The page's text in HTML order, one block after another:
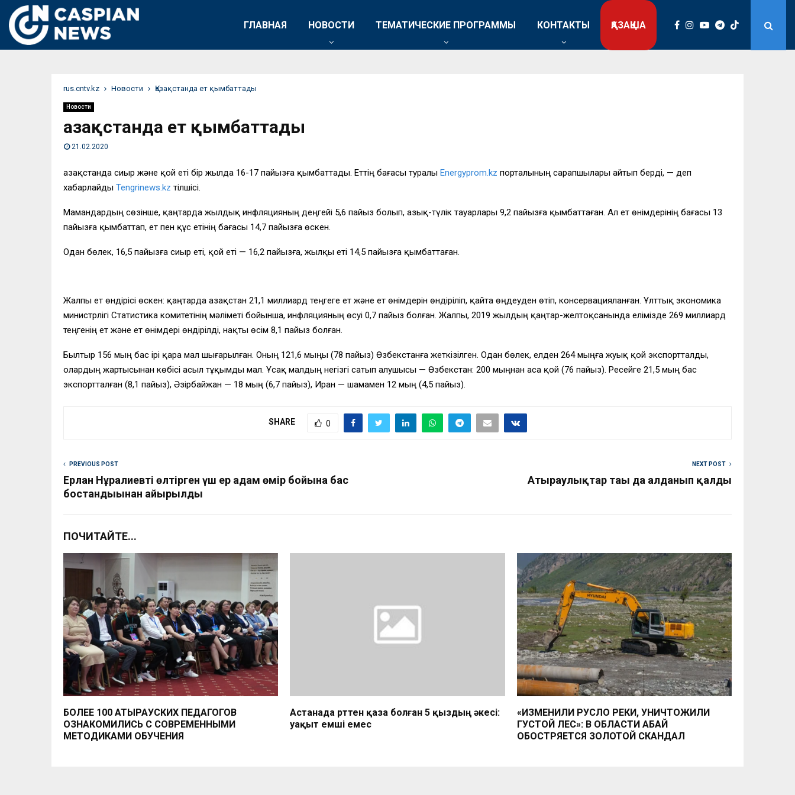
ГЛАВНАЯ НОВОСТИ ТЕМАТИЧЕСКИЕ ПРОГРАММЫ КОНТАКТЫ ҚАЗАҚША
rus.cntv.kz Новости Қазақстанда ет қымбаттады
Новости
Қазақстанда ет қымбаттады
21.02.2020
Қазақстанда сиыр және қой еті бір жылда 16-17 пайызға қымбаттады. Еттің бағасы туралы Energyprom.kz порталының сарапшылары айтып берді, — деп
хабарлайды Tengrinews.kz тілшісі.
Мамандардың сөзінше, қаңтарда жылдық инфляцияның деңгейі 5,6 пайыз болып, азық-түлік тауарлары 9,2 пайызға қымбаттаған. Ал ет өнімдерінің бағасы 13
пайызға қымбаттап, ет пен құс етінің бағасы 14,7 пайызға өскен.
Одан бөлек, 16,5 пайызға сиыр еті, қой еті — 16,2 пайызға, жылқы еті 14,5 пайызға қымбаттаған.
Жалпы ет өндірісі өскен: қаңтарда Қазақстан 21,1 миллиард теңгеге ет және ет өнімдерін өндіріліп, қайта өңдеуден өтіп, консервацияланған. Ұлттық экономика
министрлігі Статистика комитетінің мәліметі бойынша, инфляцияның өсуі 0,7 пайыз болған. Жалпы, 2019 жылдың қаңтар-желтоқсанында елімізде 269 миллиард
теңгенің ет және ет өнімдері өндірілді, нақты өсім 8,1 пайыз болған.
Былтыр 156 мың бас ірі қара мал шығарылған. Оның 121,6 мыңы (78 пайыз) Өзбекстанға жеткізілген. Одан бөлек, елден 264 мыңға жуық қой экспортталды,
олардың жартысынан көбісі асыл тұқымды мал. Ұсақ малдың негізгі сатып алушысы — Өзбекстан: 200 мыңнан аса қой (76 пайыз). Ресейге 21,5 мың бас
экспортталған (8,1 пайыз), Әзірбайжан — 18 мың (6,7 пайыз), Иран — шамамен 12 мың (4,5 пайыз).
SHARE 0
PREVIOUS POST
Ерлан Нұрғалиевті өлтірген үш ер адам өмір бойына бас
бостандығынан айырылды
NEXT POST
Атыраулықтар тағы да алданып қалды
ПОЧИТАЙТЕ...
БОЛЕЕ 100 АТЫРАУСКИХ ПЕДАГОГОВ
ОЗНАКОМИЛИСЬ С СОВРЕМЕННЫМИ
МЕТОДИКАМИ ОБУЧЕНИЯ
Астанада өрттен қаза болған 5 қыздың әкесі:
уақыт емші емес
«ИЗМЕНИЛИ РУСЛО РЕКИ, УНИЧТОЖИЛИ
ГУСТОЙ ЛЕС»: В ОБЛАСТИ АБАЙ
ОБОСТРЯЕТСЯ ЗОЛОТОЙ СКАНДАЛ